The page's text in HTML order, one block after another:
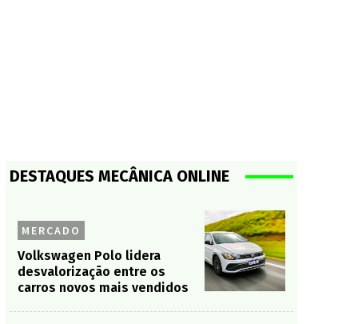
DESTAQUES MECÂNICA ONLINE
MERCADO
Volkswagen Polo lidera
desvalorização entre os
carros novos mais vendidos